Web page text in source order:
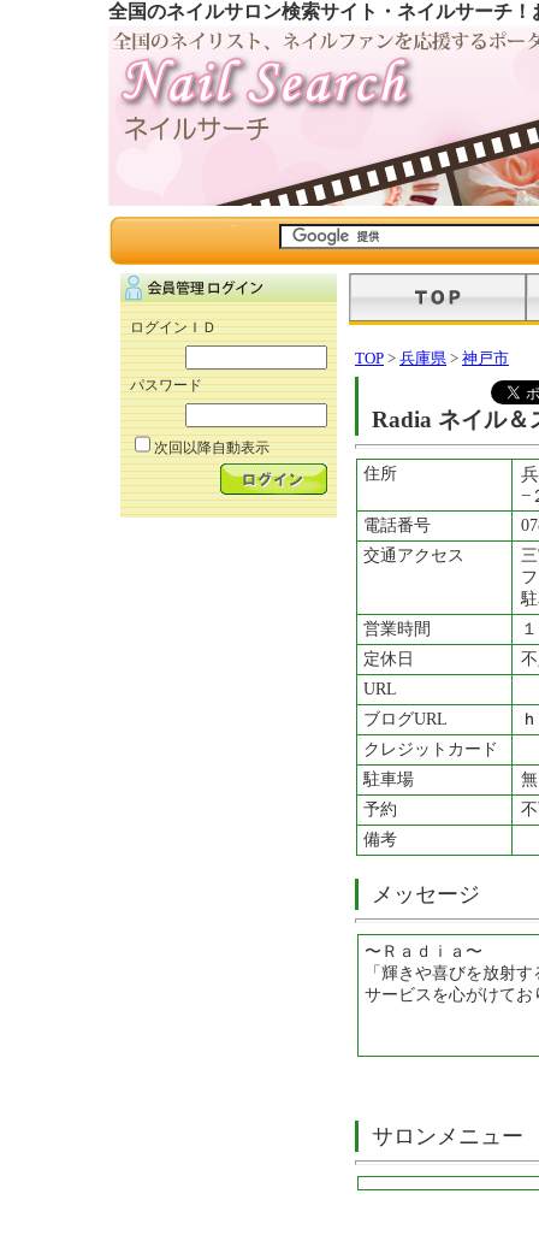
全国のネイルサロン検索サイト・ネイルサーチ
ログインＩＤ
パスワード
次回以降自動表示
TOP > 兵庫県 > 神戸市
Radia ネイル＆
住所
−
電話番号
交通アクセス
営業時間
定休日
URL
ブログURL
クレジットカード
駐車場
無
予約
備考
メッセージ
〜Ｒａｄｉａ〜
「輝きや喜びを放射
サービスを心がけてお
サロンメニュー